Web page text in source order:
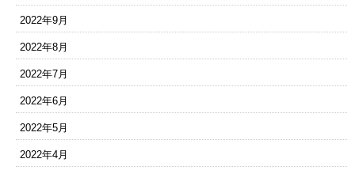
2022年9月
2022年8月
2022年7月
2022年6月
2022年5月
2022年4月